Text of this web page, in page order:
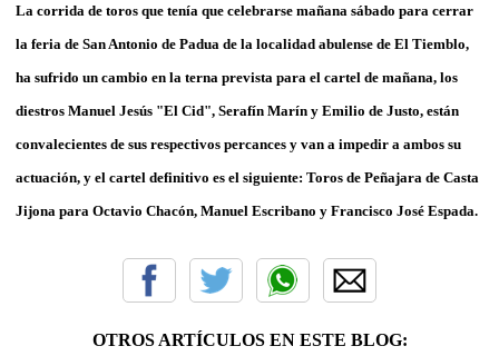
La corrida de toros que tenía que celebrarse mañana sábado para cerrar
la feria de San Antonio de Padua de la localidad abulense de El Tiemblo,
ha sufrido un cambio en la terna prevista para el cartel de mañana, los
diestros Manuel Jesús "El Cid", Serafín Marín y Emilio de Justo, están
convalecientes de sus respectivos percances y van a impedir a ambos su
actuación, y el cartel definitivo es el siguiente: Toros de Peñajara de Casta
Jijona para Octavio Chacón, Manuel Escribano y Francisco José Espada.
OTROS ARTÍCULOS EN ESTE BLOG: